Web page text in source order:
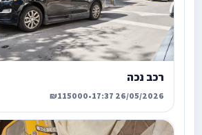
רכב נכה
26/05/2026 17:37
•
₪115000